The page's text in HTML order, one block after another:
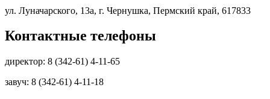
ул. Луначарского, 13а, г. Чернушка, Пермский край, 617833
Контактные телефоны
директор: 8 (342-61) 4-11-65
завуч: 8 (342-61) 4-11-18